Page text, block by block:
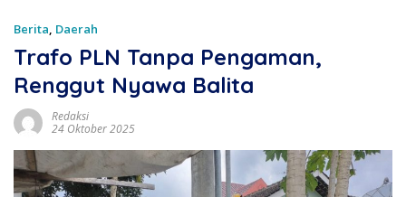
Berita, Daerah
Trafo PLN Tanpa Pengaman,
Renggut Nyawa Balita
Redaksi
24 Oktober 2025